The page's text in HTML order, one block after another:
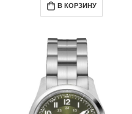
В КОРЗИНУ